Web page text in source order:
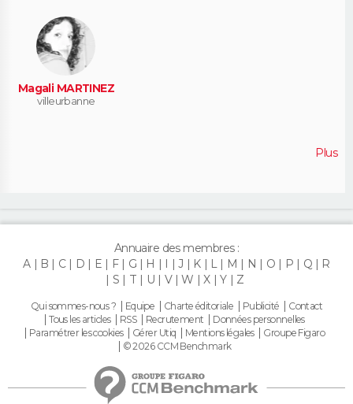
Magali MARTINEZ
villeurbanne
Plus
Annuaire des membres :
A
B C D E F G H I J K L M N O P Q
R
S
T U V W X Y Z
Qui sommes-nous ? Equipe Charte éditoriale Publicité
Contact
Tous les articles
RSS Recrutement
Données personnelles
Paramétrer les cookies
Gérer Utiq Mentions légales
Groupe Figaro
© 2026 CCM Benchmark